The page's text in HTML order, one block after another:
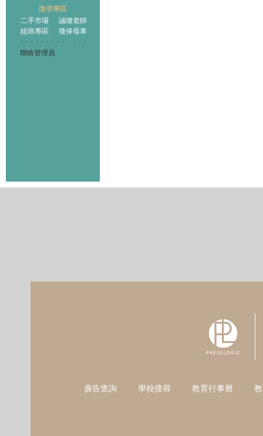
徵求專區
二手市場
誠徵老師
組班專區
徵保母車
聯絡管理員
廣告查詢 學校搜尋 教育行事曆